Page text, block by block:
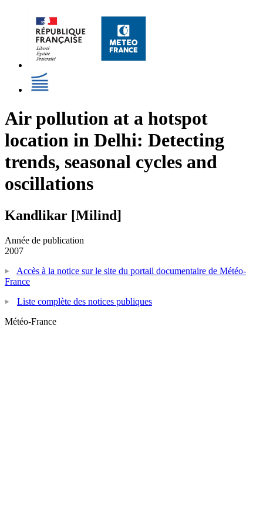
Air pollution at a hotspot
location in Delhi: Detecting
trends, seasonal cycles and
oscillations
Kandlikar [Milind]
Année de publication
2007
Accès à la notice sur le site du portail documentaire de Météo-
France
Liste complète des notices publiques
Météo-France